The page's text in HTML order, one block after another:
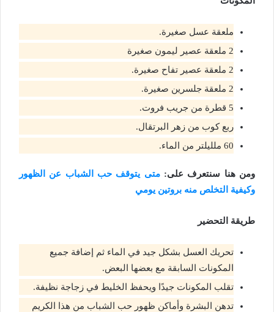
ملعقة عسل صغيرة.
2 ملعقة عصير ليمون صغيرة
2 ملعقة عصير تفاح صغيرة.
2 ملعقة جلسرين صغيرة.
5 قطرة من جريب فروت.
ربع كوب من زهر البرتقال.
60 ملليلتر من الماء.
ومن هنا سنتعرف على:متى يتوقف حب الشباب عن الظهور
وكيفية التخلص منه بروتين يومي
طريقة التحضير
تحريك العسل بشكل جيد في الماء ثم إضافة جميع
المكونات السابقة مع بعضها البعض.
تقلب المكونات جيدًا ويحفظ الخليط في زجاجة نظيفة.
تدهن البشرة وأماكن ظهور حب الشباب من هذا الكريم